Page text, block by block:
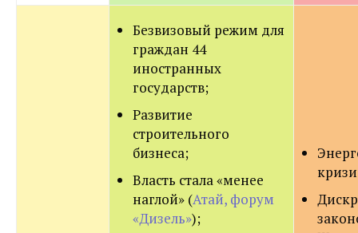
Безвизовый режим для
граждан 44
иностранных
государств;
Развитие
строительного
бизнеса;
Власть стала «менее
наглой» (Атай, форум
«Дизель»);